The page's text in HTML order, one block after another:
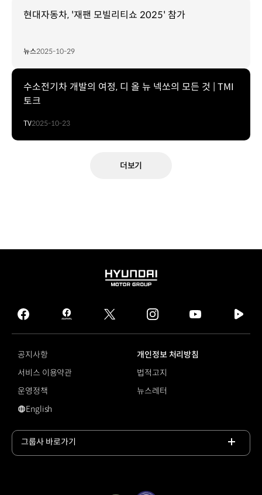
현대자동차, '재팬 모빌리티쇼 2025' 참가
뉴스2025-10-29
수소전기차 개발의 여정, 디 올 뉴 넥쏘의 모든 것 | TMI
토크
TV2025-10-23
더보기
HYUNDAI
GROUP
facebook
hmg
journal
twitter instagram
tv
공지사항
개인정보 처리방침
서비스 이용약관
법적고지
운영정책
뉴스레터
#넥쏘
English
그룹사 바로가기